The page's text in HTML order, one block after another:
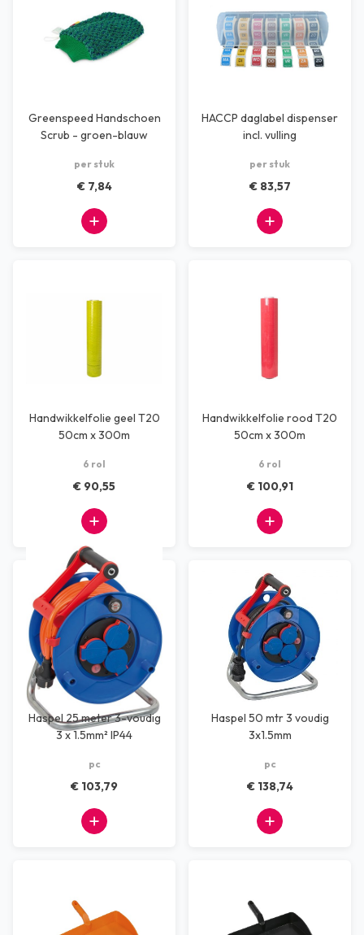
Greenspeed Handschoen
Scrub - groen-blauw
per stuk
€ 7,84
HACCP daglabel dispenser
incl. vulling
per stuk
€ 83,57
Handwikkelfolie geel T20
50cm x 300m
6 rol
€ 90,55
Handwikkelfolie rood T20
50cm x 300m
6 rol
€ 100,91
Haspel 25 meter 3-voudig
3 x 1.5mm² IP44
pc
€ 103,79
Haspel 50 mtr 3 voudig
3x1.5mm
pc
€ 138,74